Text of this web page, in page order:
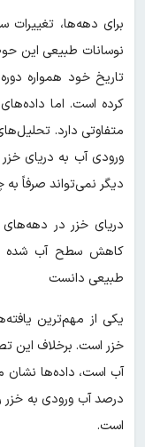
برای دهه‌ها،
نوسانات طبیعی این
تاریخ خود همواره
کرده است. اما
ورودی آب به دریای
دیگر نمی‌تواند صرفاً
دریای خزر در دهه‌های
کاهش سطح آب شده
طبیعی دانست
یکی از مهم‌ترین
خزر است. برخلاف
درصد آب ورودی به خزر
است.